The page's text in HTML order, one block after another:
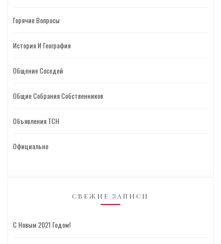
Горячие Вопросы
История И География
Общение Соседей
Общие Собрания Собственников
Объявления ТСН
Официально
СВЕЖИЕ ЗАПИСИ
С Новым 2021 Годом!